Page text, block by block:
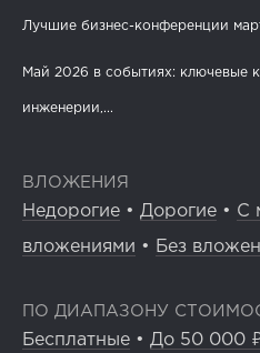
Лучшие бизнес-конференции
Май 2026 в событиях: ключевые
инженерии,...
ВЛОЖЕНИЯ
Недорогие • Дорогие • С
вложениями • Без
ПО ДИАПАЗОНУ
Бесплатные • До 50 000